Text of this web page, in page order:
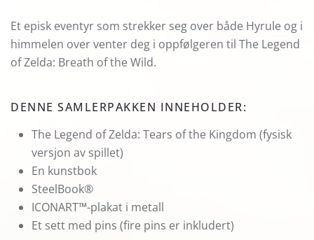
Et episk eventyr som strekker seg over både Hyrule og i
himmelen over venter deg i oppfølgeren til The Legend
of Zelda: Breath of the Wild.
DENNE SAMLERPAKKEN INNEHOLDER:
The Legend of Zelda: Tears of the Kingdom (fysisk
versjon av spillet)
En kunstbok
SteelBook®
ICONART™-plakat i metall
Et sett med pins (fire pins er inkludert)